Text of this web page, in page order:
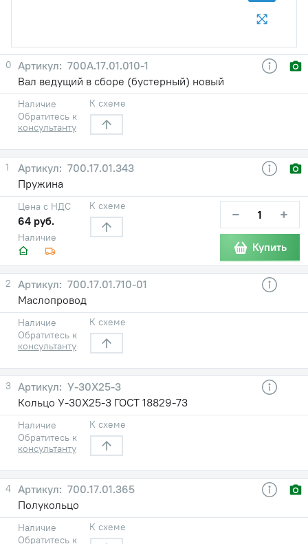
0
700А.17.01.010-1
Вал ведущий в сборе (бустерный) новый
Наличие
Обратитесь к
консультанту
К схеме
1
700.17.01.343
Пружина
Наличие
Цена с НДС
64 руб.
К схеме − +
Купить
2
700.17.01.710-01
Маслопровод
Наличие
Обратитесь к
консультанту
К схеме
3
У-30X25-3
Кольцо У-30X25-3 ГОСТ 18829-73
Наличие
Обратитесь к
консультанту
К схеме
4
700.17.01.365
Полукольцо
Наличие
Обратитесь к
К схеме